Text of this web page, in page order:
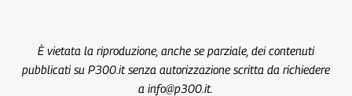
È vietata la riproduzione, anche se parziale, dei contenuti
pubblicati su P300.it senza autorizzazione scritta da richiedere
a info@p300.it.